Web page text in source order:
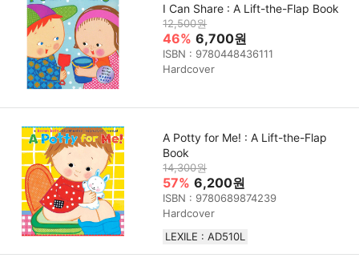
I Can Share : A Lift-the-Flap Book
12,500원
46% 6,700원
ISBN : 9780448436111
Hardcover
A Potty for Me! : A Lift-the-Flap
Book
14,300원
57% 6,200원
ISBN : 9780689874239
Hardcover
LEXILE : AD510L